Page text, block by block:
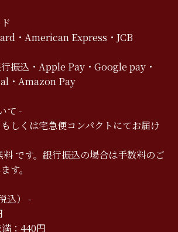
・American Express・JCB
行振込・Apple Pay・Google pay・
・Amazon Pay
て -
しくは宅急便コンパクトにてお届け
です。銀行振込の場合は手数料のご
す。
込） -
：440円